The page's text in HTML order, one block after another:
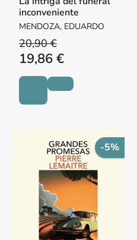
inconveniente
MENDOZA, EDUARDO
20,90 €
19,86 €
-5%